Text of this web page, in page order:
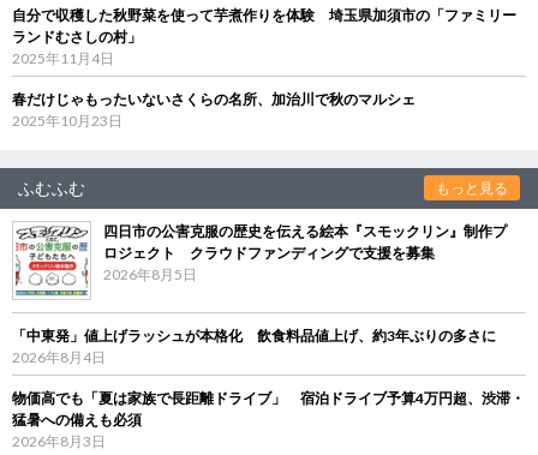
自分で収穫した秋野菜を使って芋煮作りを体験 埼玉県加須市の「ファミリー
ランドむさしの村」
2025年11月4日
春だけじゃもったいないさくらの名所、加治川で秋のマルシェ
2025年10月23日
ふむふむ もっと見る
四日市の公害克服の歴史を伝える絵本『スモックリン』制作プ
ロジェクト クラウドファンディングで支援を募集
2026年8月5日
「中東発」値上げラッシュが本格化 飲食料品値上げ、約3年ぶりの多さに
2026年8月4日
物価高でも「夏は家族で長距離ドライブ」 宿泊ドライブ予算4万円超、渋滞・
猛暑への備えも必須
2026年8月3日